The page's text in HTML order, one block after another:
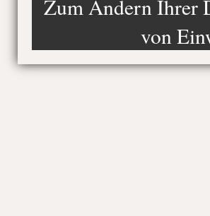
Zum Ändern Ihrer
von